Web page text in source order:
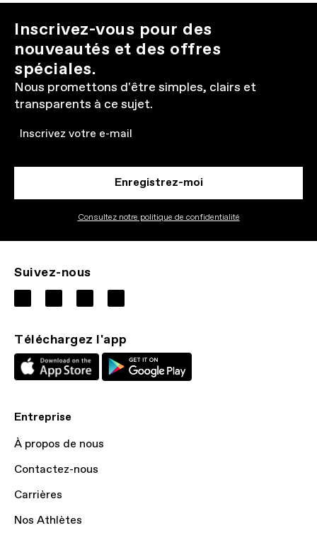
Inscrivez-vous pour des
nouveautés et des offres
spéciales.
Nous promettons d'être simples, clairs et
transparents à ce sujet.
Email
Enregistrez-moi
Consultez notre politique de confidentialité
Suivez-nous
Téléchargez l'app
Entreprise
À propos de nous
Contactez-nous
Carrières
Nos Athlètes